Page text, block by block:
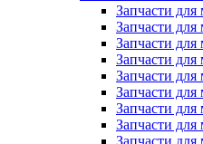
Запчасти
Запчасти
Запчасти
Запчасти
Запчасти
Запчасти
Запчасти
Запчасти
Запчасти для